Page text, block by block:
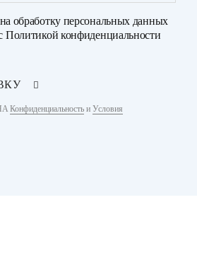
на обработку персональных данных
Политикой конфиденциальности
Конфиденциальность и Условия